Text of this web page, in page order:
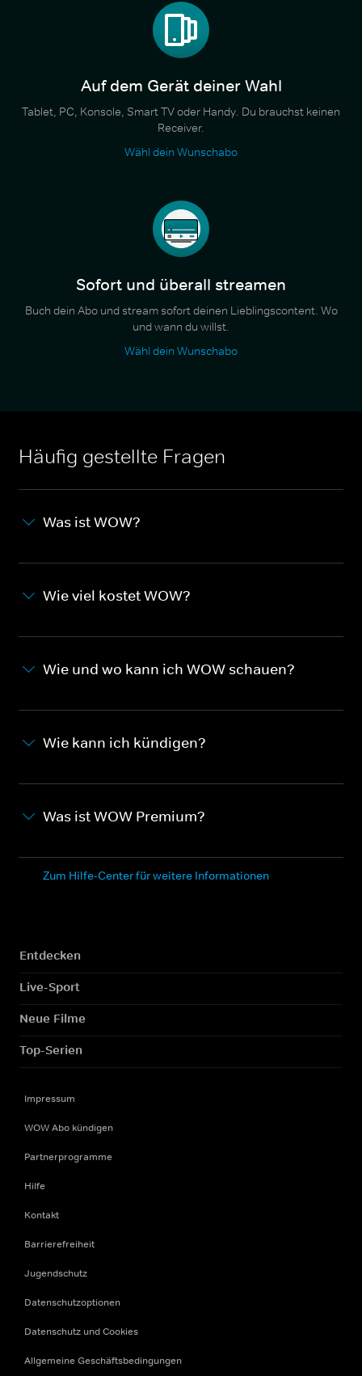
Auf dem Gerät deiner Wahl
Tablet, PC, Konsole, Smart TV oder Handy. Du brauchst keinen
Receiver.
Wähl dein Wunschabo
Sofort und überall streamen
Buch dein Abo und stream sofort deinen Lieblingscontent. Wo
und wann du willst.
Wähl dein Wunschabo
Häufig gestellte Fragen
Was ist WOW?
Wie viel kostet WOW?
Wie und wo kann ich WOW schauen?
Wie kann ich kündigen?
Was ist WOW Premium?
Zum Hilfe-Center für weitere Informationen
Entdecken
Live-Sport
Neue Filme
Top-Serien
Impressum
WOW Abo kündigen
Partnerprogramme
Hilfe
Kontakt
Barrierefreiheit
Jugendschutz
Datenschutzoptionen
Datenschutz und Cookies
Allgemeine Geschäftsbedingungen